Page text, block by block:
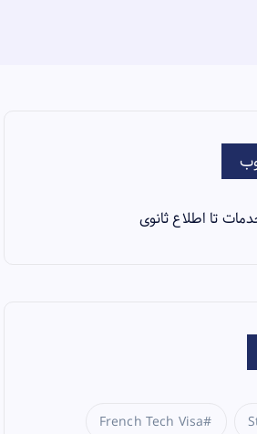
تا اطلاع ثانوی
French Tech Visa